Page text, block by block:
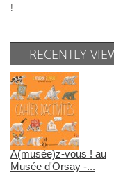
!
RECENTLY
A(musée)z-vous ! au
Musée d'Orsay -...